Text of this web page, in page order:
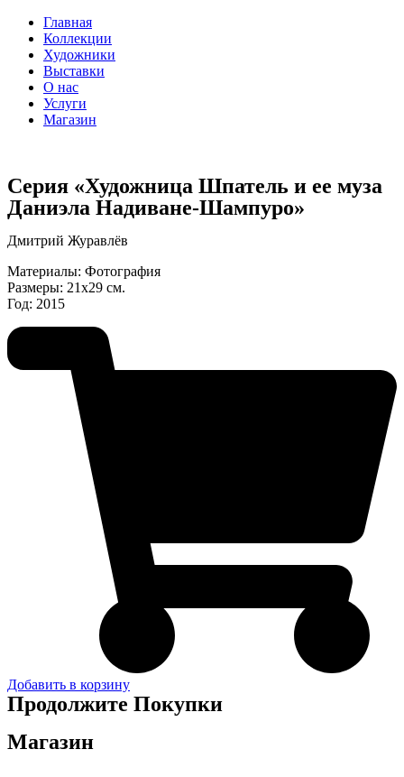
Главная
Коллекции
Художники
Выставки
О нас
Услуги
Магазин
Серия «Художница Шпатель и ее муза
Даниэла Надиване-Шампуро»
Дмитрий Журавлёв
Материалы: Фотография
Размеры: 21х29 см.
Год: 2015
Добавить в корзину
Продолжите Покупки
Магазин